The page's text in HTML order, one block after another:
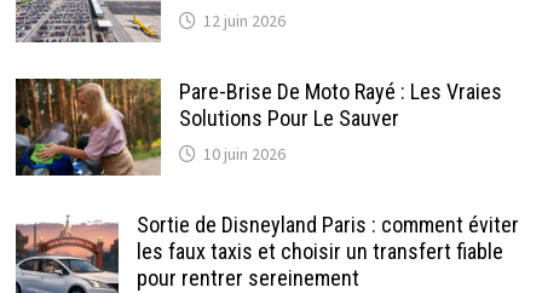
12 juin 2026
Pare-Brise De Moto Rayé : Les Vraies
Solutions Pour Le Sauver
10 juin 2026
Sortie de Disneyland Paris : comment éviter
les faux taxis et choisir un transfert fiable
pour rentrer sereinement